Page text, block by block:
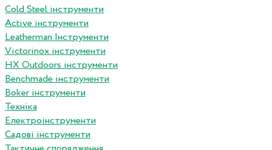
Сold Steel інструменти
Active інструменти
Leatherman Інструменти
Victorinox інструменти
HX Outdoors інструменти
Benchmade інструменти
Boker інструменти
Техніка
Електроінструменти
Садові інструменти